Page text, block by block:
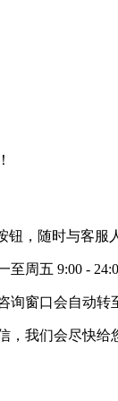
钮，随时与客服
至周五 9:00 -
询窗口会自动转
，我们会尽快给